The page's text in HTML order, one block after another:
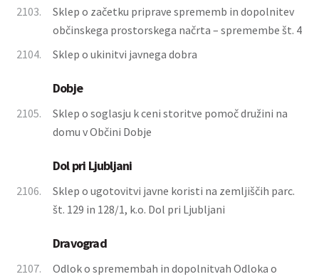
2103.
Sklep o začetku priprave sprememb in dopolnitev
občinskega prostorskega načrta – spremembe št. 4
2104.
Sklep o ukinitvi javnega dobra
Dobje
2105.
Sklep o soglasju k ceni storitve pomoč družini na
domu v Občini Dobje
Dol pri Ljubljani
2106.
Sklep o ugotovitvi javne koristi na zemljiščih parc.
št. 129 in 128/1, k.o. Dol pri Ljubljani
Dravograd
2107.
Odlok o spremembah in dopolnitvah Odloka o